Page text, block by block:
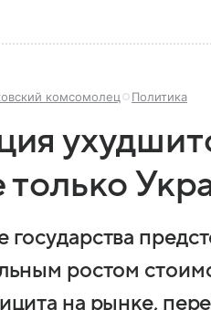
комсомолец Политика
только
государства
ростом
на рынке,